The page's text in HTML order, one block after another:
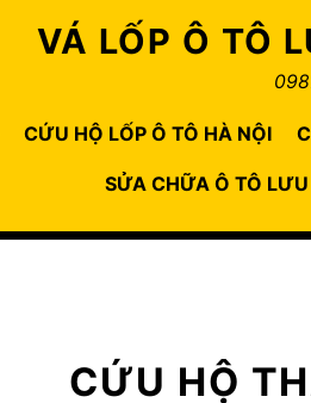
VÁ LỐP Ô TÔ
CỨU HỘ LỐP Ô TÔ HÀ NỘI
SỬA CHỮA Ô TÔ
CỨU HỘ